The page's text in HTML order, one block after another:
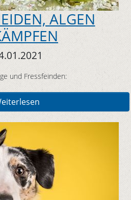
ALGEN
und Fressfeinden: